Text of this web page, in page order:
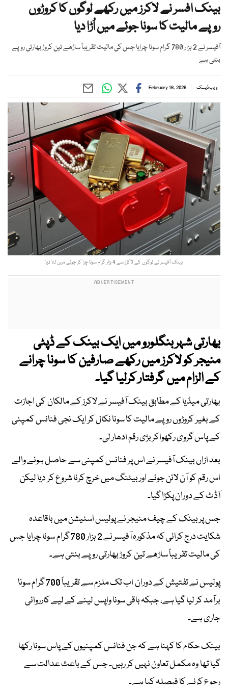
بینک افسر نے لاکرز میں رکھے لوگوں کا کروڑوں
روپے مالیت کا سونا جوئے میں اُڑا دیا
آفیسر نے 2 ہزار 780 گرام سونا چرایا جس کی مالیت تقریباً ساڑھے تین کروڑ بھارتی روپے
بنتی ہے
ویب ڈیسک February 16, 2026
بینک آفیسر نے لوگوں کے لاکرز سے 4 ہزار گرام سونا چرا کر جوئے میں لٹا دیا
بھارتی شہر بنگلورو میں ایک بینک کے ڈپٹی
منیجر کو لاکرز میں رکھے صارفین کا سونا چرانے
کے الزام میں گرفتار کرلیا گیا۔
بھارتی میڈیا کے مطابق بینک آفیسر نے لاکرز کے مالکان کی اجازت
کے بغیر کروڑوں روپے مالیت کا سونا نکال کر ایک نجی فنانس کمپنی
کے پاس گروی رکھواکر بڑی رقم ادھار لی۔
بعد ازاں بینک آفیسر نے اس پر فنانس کمپنی سے حاصل ہونے والے
اس رقم کو آن لائن جوئے اور بیٹنگ میں خرچ کرنا شروع کر دیا لیکن
آڈٹ کے دوران پکڑا گیا۔
جس پر بینک کے چیف منیجر نے پولیس اسٹیشن میں باقاعدہ
شکایت درج کرائی کہ مذکورہ آفیسر نے 2 ہزار 780 گرام سونا چرایا جس
کی مالیت تقریباً ساڑھے تین کروڑ بھارتی روپے بنتی ہے۔
پولیس نے تفتیش کے دوران اب تک ملزم سے تقریباً 700 گرام سونا
برآمد کر لیا گیا ہے، جبکہ باقی سونا واپس لینے کے لیے کارروائی
جاری ہے۔
بینک حکام کا کہنا ہے کہ جن فنانس کمپنیوں کے پاس سونا رکھا
گیا تھا وہ مکمل تعاون نہیں کر رہیں۔ جس کے باعث عدالت سے
رجوع کرنے کا فیصلہ کیا ہے۔